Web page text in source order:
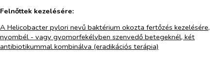
Felnőttek kezelésére:
A Helicobacter pylori nevű baktérium okozta fertőzés kezelésére,
nyombél - vagy gyomorfekélyben szenvedő betegeknél, két
antibiotikummal kombinálva (eradikációs terápia)